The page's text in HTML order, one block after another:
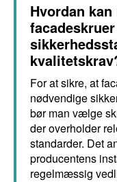
Hvordan
For at sikre, at
nødvendige
bør man vælge
der overholder
standarder. Det
producentens
regelmæssig